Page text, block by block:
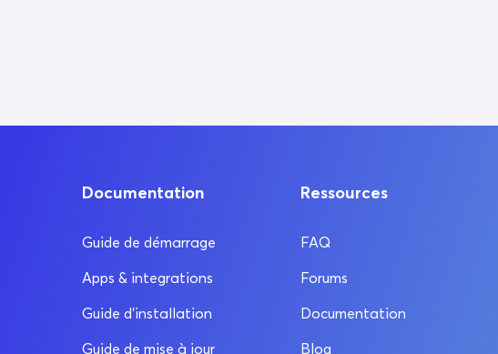
Documentation
Guide de démarrage
Apps & integrations
Guide d’installation
Guide de mise à jour
Ressources
FAQ
Forums
Documentation
Blog